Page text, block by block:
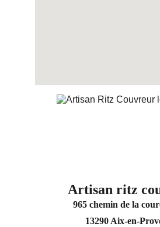
Artisan ritz
965 chemin de la
13290 Aix-en-